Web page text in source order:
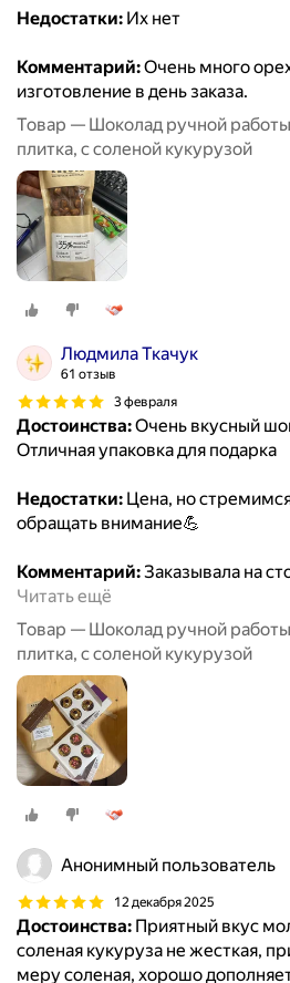
Недостатки: Их нет
Комментарий:Очень много
изготовление в день заказа.
Товар — Шоколад ручной
плитка, с соленой кукурузой
Людмила Ткачук
61 отзыв
3 февраля
Достоинства:Очень вкусный
Отличная упаковка для подарка
Недостатки: Цена, но
обращать внимание💪
Комментарий:Заказывала на
Читать ещё
Товар — Шоколад ручной
плитка, с соленой кукурузой
Анонимный пользователь
12 декабря 2025
Достоинства: Приятный вкус
соленая кукуруза не жесткая,
меру соленая, хорошо